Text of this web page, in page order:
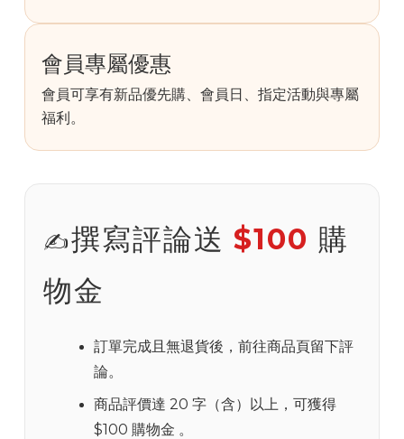
會員專屬優惠
會員可享有新品優先購、會員日、指定活動與專屬
福利。
✍️撰寫評論送 $100 購
物金
訂單完成且無退貨後，前往商品頁留下評
論。
商品評價達 20 字（含）以上，可獲得
$100 購物金 。